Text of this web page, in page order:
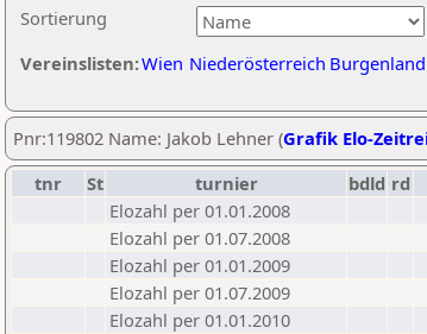
Sortierung
Vereinslisten:Wien Niederösterreich Burgenland
Pnr:119802 Name: Jakob Lehner (Grafik Elo-
tnr
St turnier bdld rd
Elozahl per 01.01.2008
Elozahl per 01.07.2008
Elozahl per 01.01.2009
Elozahl per 01.07.2009
Elozahl per 01.01.2010